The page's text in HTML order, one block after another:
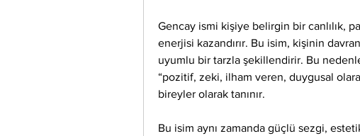
Gencay ismi kişiye belirgin bir canlılık,
enerjisi kazandırır. Bu isim, kişinin
uyumlu bir tarzla şekillendirir. Bu
“pozitif, zeki, ilham veren, duygusal
bireyler olarak tanınır.
Bu isim aynı zamanda güçlü sezgi,